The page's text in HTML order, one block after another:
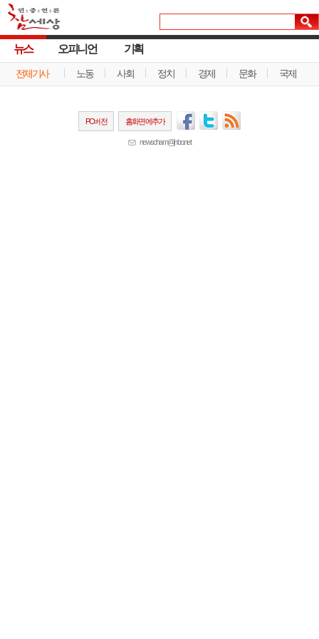
뉴스
전체기사 노동 사회 정치 경제 문화 국제
오피니언 기획
PC버전 홈화면에추가
newscham@jinbo.net